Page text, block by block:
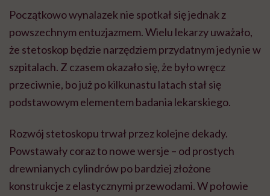
Początkowo wynalazek nie spotkał się jednak z
powszechnym entuzjazmem. Wielu lekarzy uważało,
że stetoskop będzie narzędziem przydatnym jedynie w
szpitalach. Z czasem okazało się, że było wręcz
przeciwnie, bo już po kilkunastu latach stał się
podstawowym elementem badania lekarskiego.
Rozwój stetoskopu trwał przez kolejne dekady.
Powstawały coraz to nowe wersje – od prostych
drewnianych cylindrów po bardziej złożone
konstrukcje z elastycznymi przewodami. W połowie